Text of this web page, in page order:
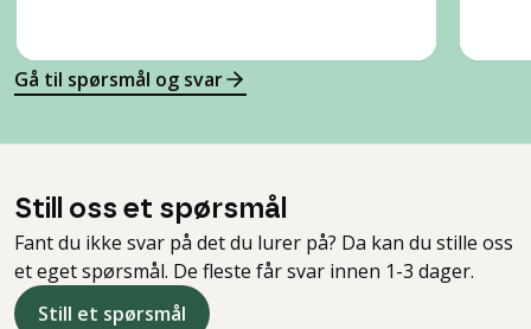
Gå til spørsmål og svar
Still oss et spørsmål
Fant du ikke svar på det du lurer på? Da kan du stille oss
et eget spørsmål. De fleste får svar innen 1-3 dager.
Still et spørsmål